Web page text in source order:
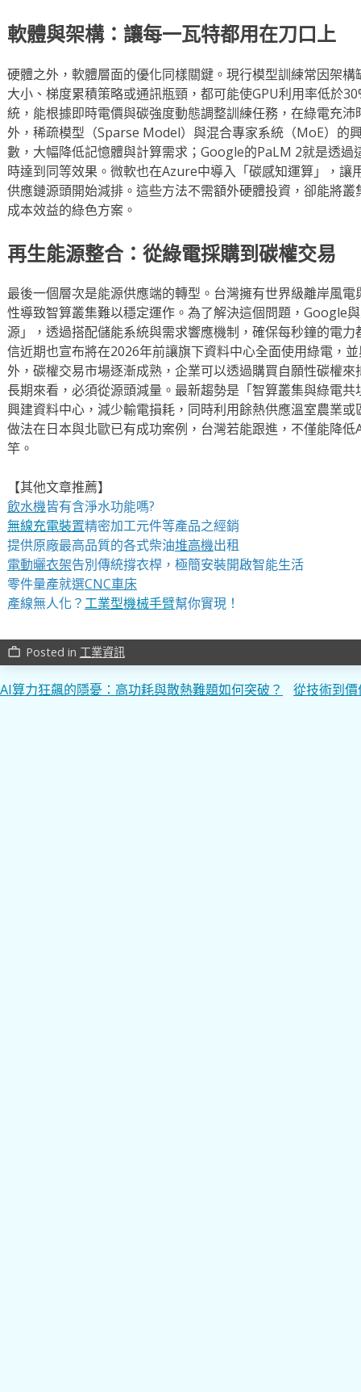
軟體與架構：讓每一瓦特都用在刀口上
硬體之外，軟體層面的優化同樣關鍵。現行模型訓練常因架
大小、梯度累積策略或通訊瓶頸，都可能使GPU利用率低於
統，能根據即時電價與碳強度動態調整訓練任務，在綠電充
外，稀疏模型（Sparse Model）與混合專家系統（MoE）的
數，大幅降低記憶體與計算需求；Google的PaLM 2就是透
時達到同等效果。微軟也在Azure中導入「碳感知運算」，讓
供應鏈源頭開始減排。這些方法不需額外硬體投資，卻能將
成本效益的綠色方案。
再生能源整合：從綠電採購到碳權交易
最後一個層次是能源供應端的轉型。台灣擁有世界級離岸風
性導致智算叢集難以穩定運作。為了解決這個問題，Google
源」，透過搭配儲能系統與需求響應機制，確保每秒鐘的電
信近期也宣布將在2026年前讓旗下資料中心全面使用綠電，
外，碳權交易市場逐漸成熟，企業可以透過購買自願性碳權
長期來看，必須從源頭減量。最新趨勢是「智算叢集與綠電
興建資料中心，減少輸電損耗，同時利用餘熱供應溫室農業
做法在日本與北歐已有成功案例，台灣若能跟進，不僅能降
竿。
【其他文章推薦】
飲水機皆有含淨水功能嗎?
無線充電裝置精密加工元件等產品之經銷
提供原廠最高品質的各式柴油堆高機出租
電動曬衣架告別傳統撐衣桿，極簡安裝開啟智能生活
零件量產就選CNC車床
產線無人化？工業型機械手臂幫你實現！
work_outline Posted in 工業資訊
文
AI算力狂飆的隱憂：高功耗與散熱難題如何突破？ 從技術到